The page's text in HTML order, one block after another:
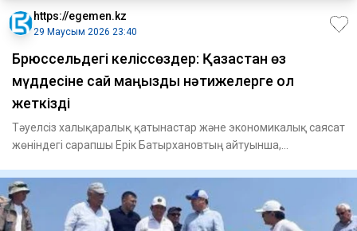
https://egemen.kz
29 Маусым 2026 23:40
Брюссельдегі келіссөздер: Қазақстан өз
мүддесіне сай маңызды нәтижелерге қол
жеткізді
Тәуелсіз халықаралық қатынастар және экономикалық саясат
жөніндегі сарапшы Ерік Батырхановтың айтуынша,